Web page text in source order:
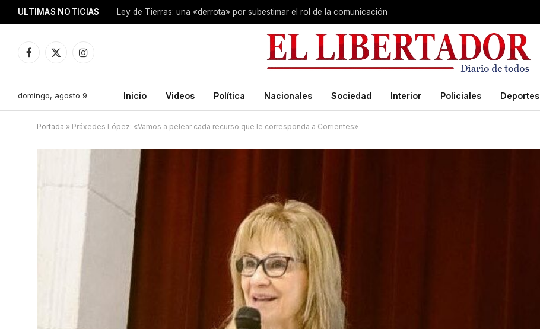
ULTIMAS NOTICIAS Ley de Tierras: una «derrota» por subestimar el rol de la comunicación
Facebook
X
Instagram
domingo, agosto 9 Inicio Videos Política Nacionales Sociedad Interior Policiales Deportes
Portada » Práxedes López: «Vamos a pelear cada recurso que le corresponda a Corrientes»